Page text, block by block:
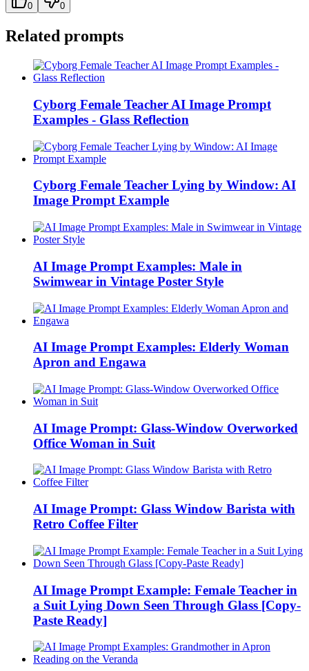
0 0
Related prompts
Cyborg Female Teacher AI Image Prompt
Examples - Glass Reflection
Cyborg Female Teacher Lying by Window: AI
Image Prompt Example
AI Image Prompt Examples: Male in
Swimwear in Vintage Poster Style
AI Image Prompt Examples: Elderly Woman
Apron and Engawa
AI Image Prompt: Glass-Window Overworked
Office Woman in Suit
AI Image Prompt: Glass Window Barista with
Retro Coffee Filter
AI Image Prompt Example: Female Teacher in
a Suit Lying Down Seen Through Glass [Copy-
Paste Ready]